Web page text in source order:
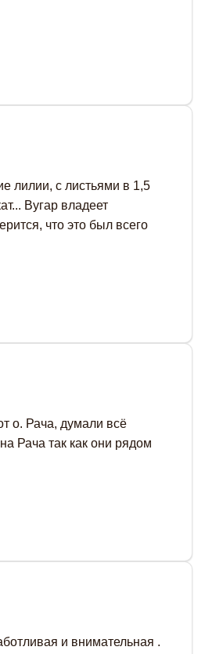
лилии, с листьями в 1,5
Вугар владеет
что это был всего
о. Рача, думали всё
Рача так как они рядом
и внимательная .